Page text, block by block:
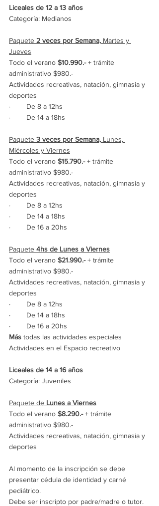
Liceales de 12 a 13 años
Categoría: Medianos
Paquete 2 veces por Semana, Martes y
Jueves
Todo el verano $10.990.- + trámite
administrativo $980.-
Actividades recreativas, natación, gimnasia y
deportes
·        De 8 a 12hs
·        De 14 a 18hs
Paquete 3 veces por Semana, Lunes,
Miércoles y Viernes
Todo el verano $15.790.- + trámite
administrativo $980.-
Actividades recreativas, natación, gimnasia y
deportes
·        De 8 a 12hs
·        De 14 a 18hs
·        De 16 a 20hs
Paquete 4hs de Lunes a Viernes
Todo el verano $21.990.- + trámite
administrativo $980.-
Actividades recreativas, natación, gimnasia y
deportes
·        De 8 a 12hs
·        De 14 a 18hs
·        De 16 a 20hs
Más todas las actividades especiales
Actividades en el Espacio recreativo
Liceales de 14 a 16 años
Categoría: Juveniles
Paquete de Lunes a Viernes
Todo el verano $8.290.- + trámite
administrativo $980.-
Actividades recreativas, natación, gimnasia y
deportes
Al momento de la inscripción se debe
presentar cédula de identidad y carné
pediátrico.
Debe ser inscripto por padre/madre o tutor.